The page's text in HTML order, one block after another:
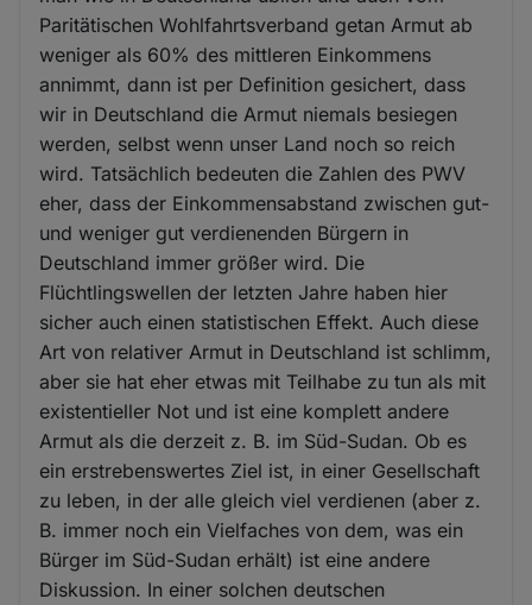
Paritätischen Wohlfahrtsverband getan Armut ab
weniger als 60% des mittleren Einkommens
annimmt, dann ist per Definition gesichert, dass
wir in Deutschland die Armut niemals besiegen
werden, selbst wenn unser Land noch so reich
wird. Tatsächlich bedeuten die Zahlen des PWV
eher, dass der Einkommensabstand zwischen gut-
und weniger gut verdienenden Bürgern in
Deutschland immer größer wird. Die
Flüchtlingswellen der letzten Jahre haben hier
sicher auch einen statistischen Effekt. Auch diese
Art von relativer Armut in Deutschland ist schlimm,
aber sie hat eher etwas mit Teilhabe zu tun als mit
existentieller Not und ist eine komplett andere
Armut als die derzeit z. B. im Süd-Sudan. Ob es
ein erstrebenswertes Ziel ist, in einer Gesellschaft
zu leben, in der alle gleich viel verdienen (aber z.
B. immer noch ein Vielfaches von dem, was ein
Bürger im Süd-Sudan erhält) ist eine andere
Diskussion. In einer solchen deutschen